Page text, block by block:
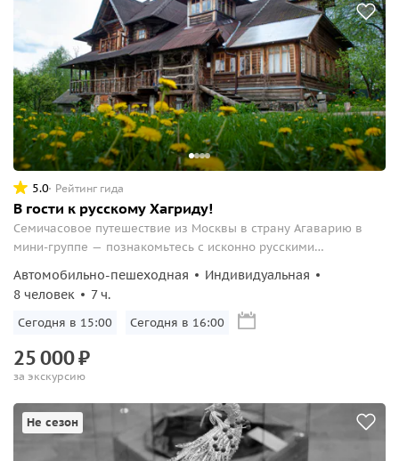
5.0 Рейтинг гида
В гости к русскому Хагриду!
Семичасовое путешествие из Москвы в страну Агаварию в
мини-группе — познакомьтесь с исконно русскими
Автомобильно-пешеходная
Индивидуальная
8 человек
7 ч.
Сегодня в 15:00 Сегодня в 16:00
25000₽
за экскурсию
Не сезон